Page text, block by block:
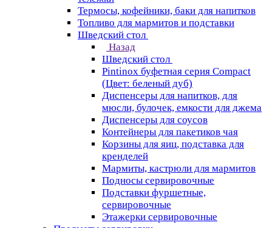
Термосы, кофейники, баки для напитков
Топливо для мармитов и подставки
Шведский стол
Назад
Шведский стол
Pintinox буфетная серия Compact
(Цвет: беленый дуб)
Диспенсеры для напитков, для
мюсли, булочек, емкости для джема
Диспенсеры для соусов
Контейнеры для пакетиков чая
Корзины для яиц, подставка для
кренделей
Мармиты, кастрюли для мармитов
Подносы сервировочные
Подставки фуршетные,
сервировочные
Этажерки сервировочные